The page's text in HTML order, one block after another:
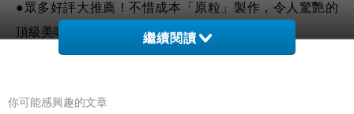
●眾多好評大推薦！不惜成本「原粒」製作，令人驚艷的
頂級美味
繼續閱讀
你可能感興趣的文章